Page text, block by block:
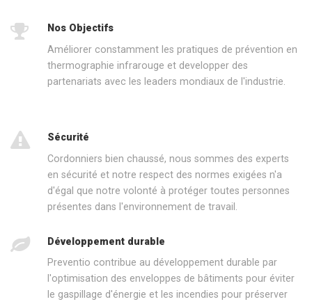
Nos Objectifs
Améliorer constamment les pratiques de prévention en
thermographie infrarouge et developper des
partenariats avec les leaders mondiaux de l'industrie.
Sécurité
Cordonniers bien chaussé, nous sommes des experts
en sécurité et notre respect des normes exigées n'a
d'égal que notre volonté à protéger toutes personnes
présentes dans l'environnement de travail.
Développement durable
Preventio contribue au développement durable par
l'optimisation des enveloppes de bâtiments pour éviter
le gaspillage d'énergie et les incendies pour préserver